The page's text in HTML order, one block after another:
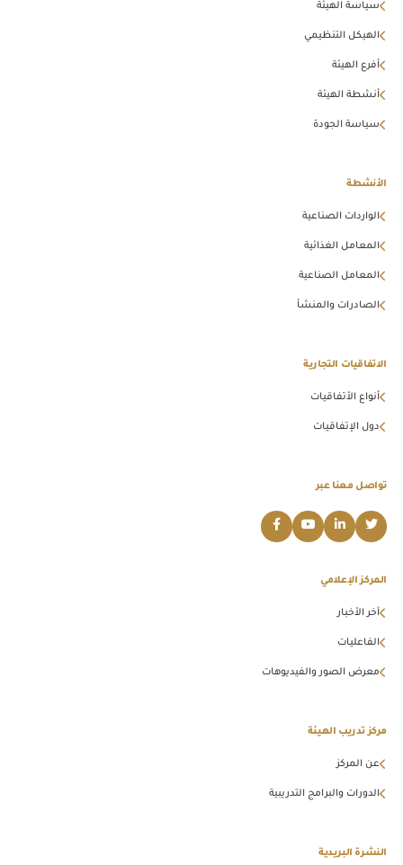
سياسة الهيئة
الهيكل التنظيمي
أفرع الهيئة
أنشطة الهيئة
سياسة الجودة
الأنشطة
الواردات الصناعية
المعامل الغذائية
المعامل الصناعية
الصادرات والمنشأ
الاتفاقيات التجارية
أنواع الأتفاقيات
دول الإتفاقيات
تواصل معنا عبر
المركز الإعلامي
آخر الأخبار
الفاعليات
معرض الصور والفيديوهات
مركز تدريب الهيئة
عن المركز
الدورات والبرامج التدريبية
النشرة البريدية